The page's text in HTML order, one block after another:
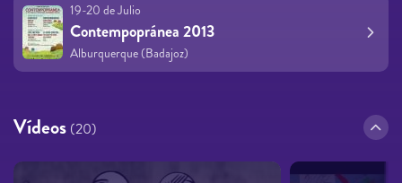
19-20 de Julio
Contempopránea 2013
Alburquerque (Badajoz)
Vídeos (20)